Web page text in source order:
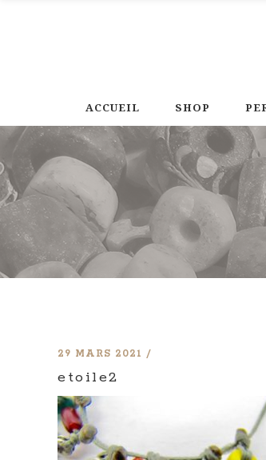
ACCUEIL SHOP
29 MARS 2021
etoile2